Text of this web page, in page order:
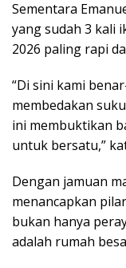
Sementara
yang sudah 3 kali
2026 paling rapi
“Di sini kami
membedakan
ini membuktikan
untuk bersatu,”
Dengan jamuan
menancapkan
bukan hanya
adalah rumah